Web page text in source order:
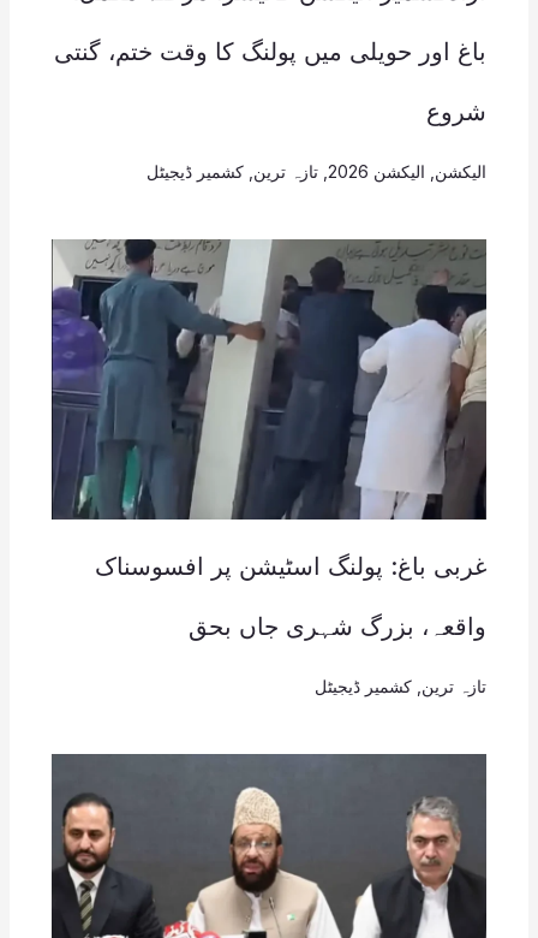
باغ اور حویلی میں پولنگ کا وقت ختم، گنتی
شروع
الیکشن الیکشن 2026 , تازہ ترین کشمیر ڈیجیٹل
غربی باغ: پولنگ اسٹیشن پر افسوسناک
واقعہ، بزرگ شہری جاں بحق
تازہ ترین کشمیر ڈیجیٹل